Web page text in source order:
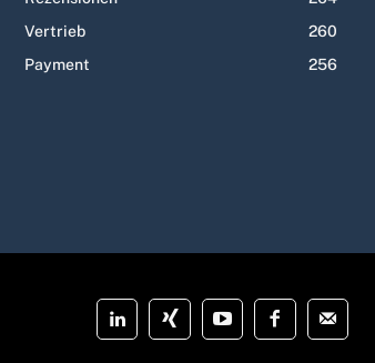
Vertrieb
260
Payment
256